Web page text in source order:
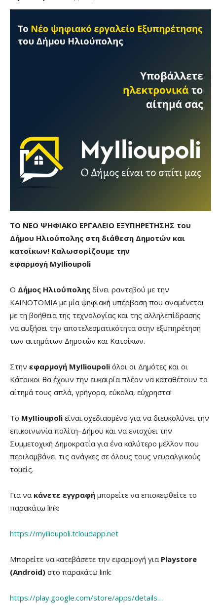
ΤΟ ΝΕΟ ΨΗΦΙΑΚΟ ΕΡΓΑΛΕΙΟ ΕΞΥΠΗΡΕΤΗΣΗΣ του
Δήμου Ηλιούπολης στη διάθεση Δημοτών και
κατοίκων! Καλωσορίζουμε την
εφαρμογή MyIlioupoli
Ο Δήμος Ηλιούπολης δίνει ραντεβού με την
ΚΑΙΝΟΤΟΜΙΑ με μία ψηφιακή υπέρβαση που αναμένεται
με τη βοήθεια της τεχνολογίας και της αλληλεπίδρασης
να αυξήσει την αποτελεσματικότητα στην εξυπηρέτηση
των αιτημάτων Δημοτών και Κατοίκων.
Στην εφαρμογή MyIlioupoli όλοι οι Δημότες και οι
Κάτοικοι θα έχουν την ευκαιρία πλέον να καταθέτουν το
αίτημά τους απλά, γρήγορα, εύκολα, εύχρηστα!
Το MyIIioupoli είναι σχεδιασμένο για να διευκολύνει την
επικοινωνία πολίτη–Δήμου και να ενισχύει την
Συμμετοχική Δημοκρατία για ένα καλύτερο μέλλον που
περιλαμβάνει τις ανάγκες σε όλους τους νευραλγικούς
τομείς.
Για να κάνετε εγγραφή μπορείτε να επισκεφθείτε το
παρακάτω link:
https://myilioupoli.tcloudapp.net
Μπορείτε να κατεβάσετε την εφαρμογή για Playstore
(Android) στο παρακάτω link:
https://play.google.com/store/apps/details…